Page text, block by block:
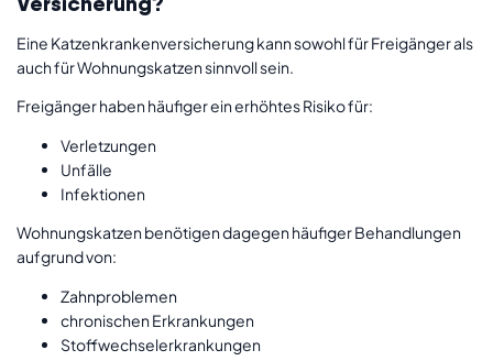
Eine Katzenkrankenversicherung kann sowohl für Freigänger als
auch für Wohnungskatzen sinnvoll sein.
Freigänger haben häufiger ein erhöhtes Risiko für:
Verletzungen
Unfälle
Infektionen
Wohnungskatzen benötigen dagegen häufiger Behandlungen
aufgrund von:
Zahnproblemen
chronischen Erkrankungen
Stoffwechselerkrankungen